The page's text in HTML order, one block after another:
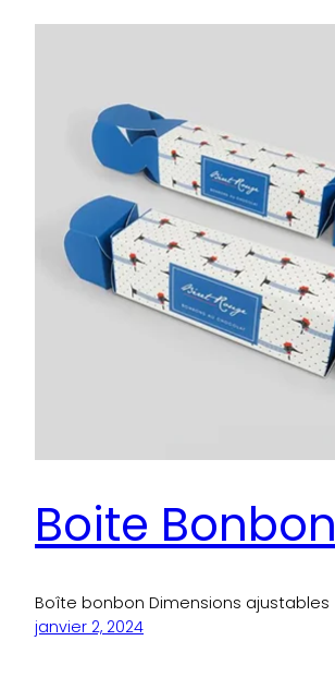
Boite Bonbon
Boîte bonbon Dimensions ajustables
janvier 2, 2024